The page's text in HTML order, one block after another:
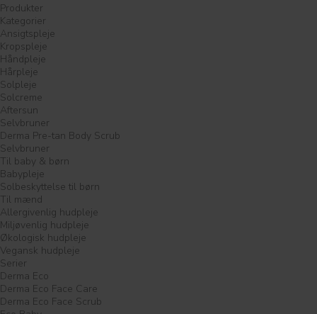
Produkter
Kategorier
Ansigtspleje
Kropspleje
Håndpleje
Hårpleje
Solpleje
Solcreme
Aftersun
Selvbruner
Derma Pre-tan Body Scrub
Selvbruner
Til baby & børn
Babypleje
Solbeskyttelse til børn
Til mænd
Allergivenlig hudpleje
Miljøvenlig hudpleje
Økologisk hudpleje
Vegansk hudpleje
Serier
Derma Eco
Derma Eco Face Care
Derma Eco Face Scrub